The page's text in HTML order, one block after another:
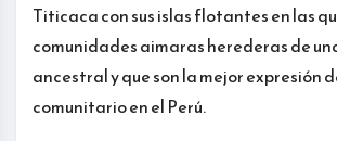
Titicaca con sus islas flotantes en las
comunidades aimaras herederas de
ancestral y que son la mejor expresión
comunitario en el Perú.